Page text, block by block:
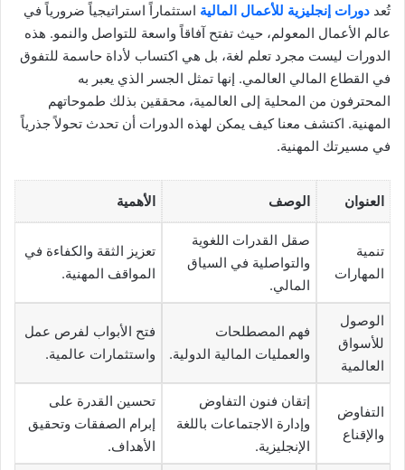
تُعد دورات إنجليزية للأعمال المالية استثماراً استراتيجياً ضرورياً في
عالم الأعمال المعولم، حيث تفتح آفاقاً واسعة للتواصل والنمو. هذه
الدورات ليست مجرد تعلم لغة، بل هي اكتساب لأداة حاسمة للتفوق
في القطاع المالي العالمي. إنها تمثل الجسر الذي يعبر به
المحترفون من المحلية إلى العالمية، محققين بذلك طموحاتهم
المهنية. اكتشف معنا كيف يمكن لهذه الدورات أن تحدث تحولاً جذرياً
في مسيرتك المهنية.
العنوان الوصف الأهمية
تنمية
المهارات
صقل القدرات اللغوية
والتواصلية في السياق
المالي.
تعزيز الثقة والكفاءة في
المواقف المهنية.
الوصول
للأسواق
العالمية
فهم المصطلحات
والعمليات المالية الدولية.
فتح الأبواب لفرص عمل
واستثمارات عالمية.
التفاوض
والإقناع
إتقان فنون التفاوض
وإدارة الاجتماعات باللغة
الإنجليزية.
تحسين القدرة على
إبرام الصفقات وتحقيق
الأهداف.